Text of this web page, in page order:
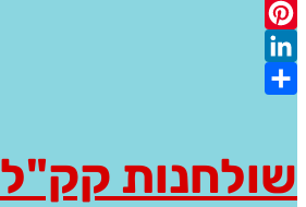
Twitter
Pinterest
LinkedIn
שולחנות